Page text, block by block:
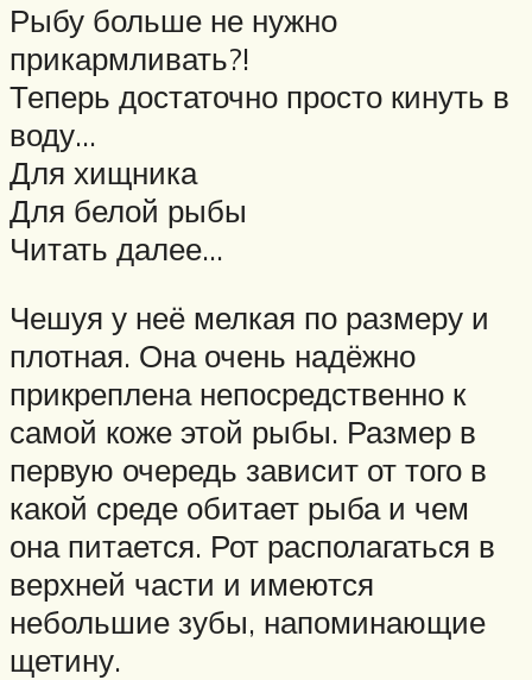
Рыбу больше не нужно
прикармливать?!
Теперь достаточно просто кинуть в
воду…
Для хищника
Для белой рыбы
Читать далее…
Чешуя у неё мелкая по размеру и
плотная. Она очень надёжно
прикреплена непосредственно к
самой коже этой рыбы. Размер в
первую очередь зависит от того в
какой среде обитает рыба и чем
она питается. Рот располагаться в
верхней части и имеются
небольшие зубы, напоминающие
щетину.